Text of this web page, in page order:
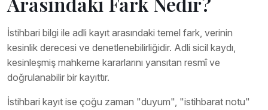
İstihbari bilgi ile adli kayıt arasındaki temel fark, verinin
kesinlik derecesi ve denetlenebilirliğidir. Adli sicil kaydı,
kesinleşmiş mahkeme kararlarını yansıtan resmî ve
doğrulanabilir bir kayıttır.
İstihbari kayıt ise çoğu zaman "duyum", "istihbarat notu"